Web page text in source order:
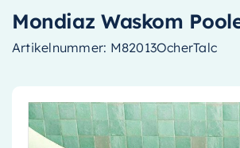
Mondiaz Waskom
Artikelnummer: M82013OcherTalc